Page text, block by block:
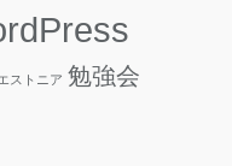
ストニア 勉強会